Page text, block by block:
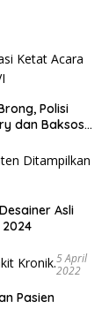
Polisi
dan Baksos
Asli
5 April
2022
Pasien